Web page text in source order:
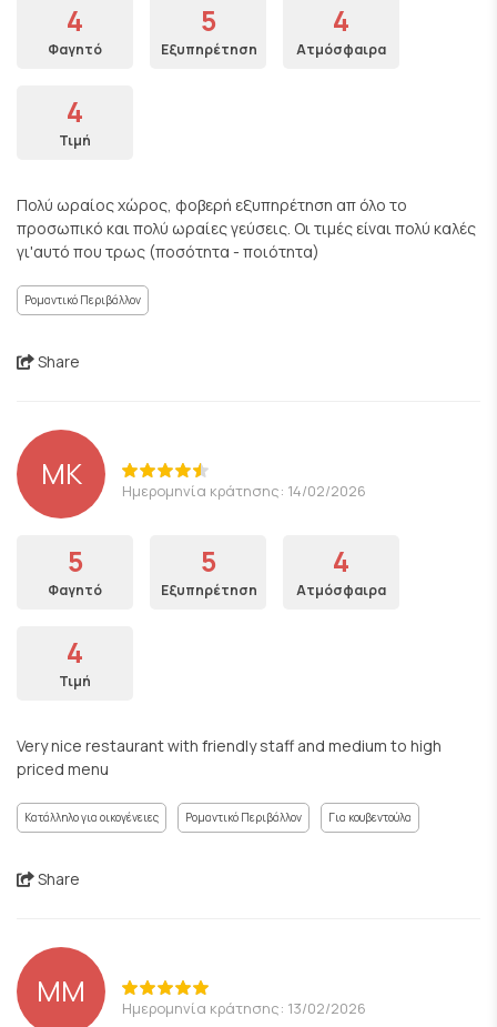
4
Φαγητό
5
Εξυπηρέτηση
4
Ατμόσφαιρα
4
Τιμή
Πολύ ωραίος χώρος, φοβερή εξυπηρέτηση απ όλο το
προσωπικό και πολύ ωραίες γεύσεις. Οι τιμές είναι πολύ καλές
γι'αυτό που τρως (ποσότητα - ποιότητα)
Ρομαντικό Περιβάλλον
Share
ΜΚ Ημερομηνία κράτησης: 14/02/2026
5
Φαγητό
5
Εξυπηρέτηση
4
Ατμόσφαιρα
4
Τιμή
Very nice restaurant with friendly staff and medium to high
priced menu
Κατάλληλο για οικογένειες Ρομαντικό Περιβάλλον Για κουβεντούλα
Share
MM Ημερομηνία κράτησης: 13/02/2026